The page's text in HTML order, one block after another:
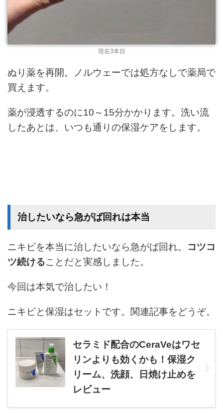
現在3本目
ぬり薬を再開。ノルウェーでは処方なしで薬局で
買えます。
薬が浸透するのに10～15分かかります。洗い流
したあとは、いつも通りの保湿ケアをします。
治したいなら急がば回れは本当
ニキビを本当に治したいなら急がば回れ。 コツコ
ツ続けることだと実感しました。
今回は本気で治したい！
ニキビと保湿はセットです。関連記事をどうぞ。
セラミド配合のCeraVeはワセ
リンよりも効くかも！保湿ク
リーム、洗顔、日焼け止めを
レビュー